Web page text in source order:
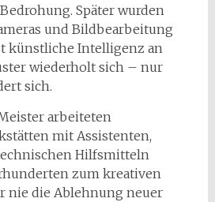
Später wurden
und Bildbearbeitung
künstliche Intelligenz an
wiederholt sich – nur
sich.
arbeiteten
mit Assistenten,
Hilfsmitteln
zum kreativen
nie die Ablehnung neuer